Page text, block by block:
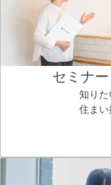
セミナ
知り
住ま